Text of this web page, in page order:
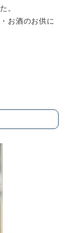
。
お酒のお供に